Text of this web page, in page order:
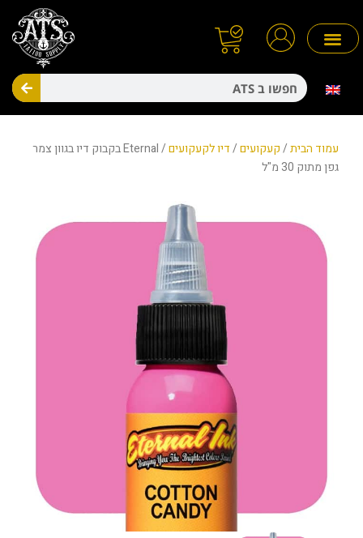
לתוכן
עמוד הבית/קעקועים/דיו לקעקועים
/ Eternal בקבוק דיו בגוון צמר
גפן מתוק 30 מ"ל